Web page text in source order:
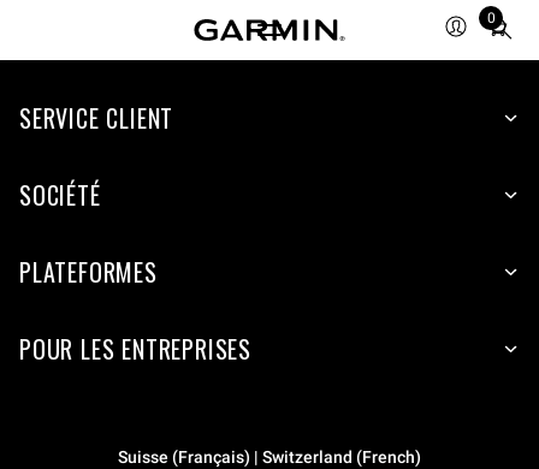
0
Total
SERVICE CLIENT
SOCIÉTÉ
PLATEFORMES
POUR LES ENTREPRISES
Suisse (Français) | Switzerland (French)